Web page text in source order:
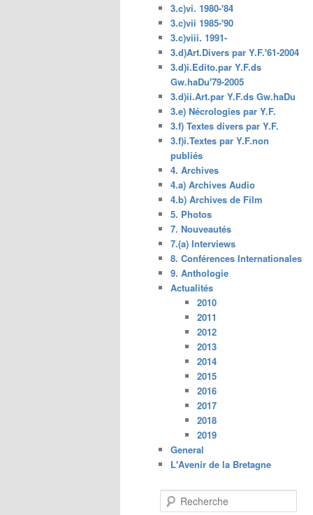
3.c)vi. 1980-'84
3.c)vii 1985-'90
3.c)viii. 1991-
3.d)Art.Divers par Y.F.'61-2004
3.d)i.Edito.par Y.F.ds
Gw.haDu'79-2005
3.d)ii.Art.par Y.F.ds Gw.haDu
3.e) Nécrologies par Y.F.
3.f) Textes divers par Y.F.
3.f)i.Textes par Y.F.non
publiés
4. Archives
4.a) Archives Audio
4.b) Archives de Film
5. Photos
7. Nouveautés
7.(a) Interviews
8. Conférences Internationales
9. Anthologie
Actualités
2010
2011
2012
2013
2014
2015
2016
2017
2018
2019
General
L'Avenir de la Bretagne
e